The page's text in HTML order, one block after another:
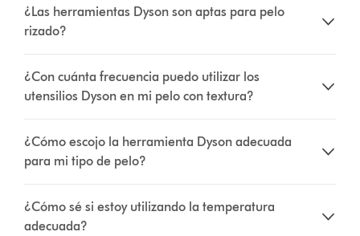
¿Las herramientas Dyson son aptas para pelo
rizado?
¿Con cuánta frecuencia puedo utilizar los
utensilios Dyson en mi pelo con textura?
¿Cómo escojo la herramienta Dyson adecuada
para mi tipo de pelo?
¿Cómo sé si estoy utilizando la temperatura
adecuada?